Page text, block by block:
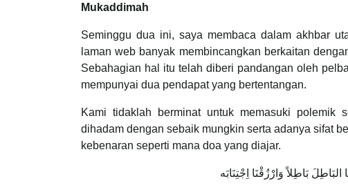
Mukaddimah
Seminggu dua ini, saya membaca dalam akhbar
laman web banyak membincangkan berkaitan
Sebahagian hal itu telah diberi pandangan oleh
mempunyai dua pendapat yang bertentangan.
Kami tidaklah berminat untuk memasuki polemik
dihadam dengan sebaik mungkin serta adanya sifat
kebenaran seperti mana doa yang diajar.
البَاطِلَ بَاطِلاً وَارْزُقْنَا اِجْتِنَابَه